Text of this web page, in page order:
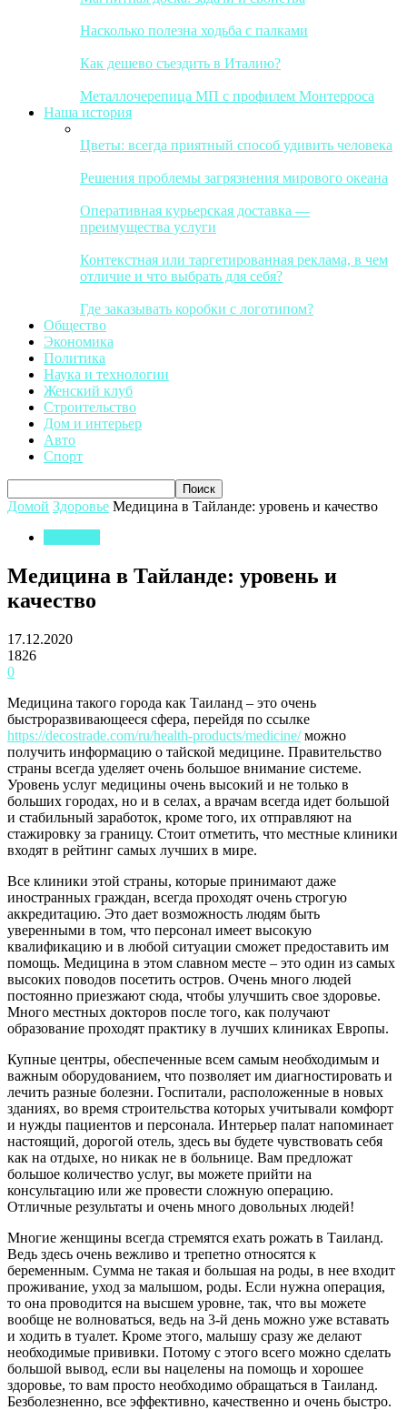
Насколько полезна ходьба с палками
Как дешево съездить в Италию?
Металлочерепица МП с профилем Монтерроса
Наша история
Цветы: всегда приятный способ удивить человека
Решения проблемы загрязнения мирового океана
Оперативная курьерская доставка —
преимущества услуги
Контекстная или таргетированная реклама, в чем
отличие и что выбрать для себя?
Где заказывать коробки с логотипом?
Общество
Экономика
Политика
Наука и технологии
Женский клуб
Строительство
Дом и интерьер
Авто
Спорт
Домой Здоровье Медицина в Тайланде: уровень и качество
Медицина в Тайланде: уровень и
качество
17.12.2020
1826
0
Медицина такого города как Таиланд – это очень
быстроразвивающееся сфера, перейдя по ссылке
https://decostrade.com/ru/health-products/medicine/можно
получить информацию о тайской медицине. Правительство
страны всегда уделяет очень большое внимание системе.
Уровень услуг медицины очень высокий и не только в
больших городах, но и в селах, а врачам всегда идет большой
и стабильный заработок, кроме того, их отправляют на
стажировку за границу. Стоит отметить, что местные клиники
входят в рейтинг самых лучших в мире.
Все клиники этой страны, которые принимают даже
иностранных граждан, всегда проходят очень строгую
аккредитацию. Это дает возможность людям быть
уверенными в том, что персонал имеет высокую
квалификацию и в любой ситуации сможет предоставить им
помощь. Медицина в этом славном месте – это один из самых
высоких поводов посетить остров. Очень много людей
постоянно приезжают сюда, чтобы улучшить свое здоровье.
Много местных докторов после того, как получают
образование проходят практику в лучших клиниках Европы.
Купные центры, обеспеченные всем самым необходимым и
важным оборудованием, что позволяет им диагностировать и
лечить разные болезни. Госпитали, расположенные в новых
зданиях, во время строительства которых учитывали комфорт
и нужды пациентов и персонала. Интерьер палат напоминает
настоящий, дорогой отель, здесь вы будете чувствовать себя
как на отдыхе, но никак не в больнице. Вам предложат
большое количество услуг, вы можете прийти на
консультацию или же провести сложную операцию.
Отличные результаты и очень много довольных людей!
Многие женщины всегда стремятся ехать рожать в Таиланд.
Ведь здесь очень вежливо и трепетно относятся к
беременным. Сумма не такая и большая на роды, в нее входит
проживание, уход за малышом, роды. Если нужна операция,
то она проводится на высшем уровне, так, что вы можете
вообще не волноваться, ведь на 3-й день можно уже вставать
и ходить в туалет. Кроме этого, малышу сразу же делают
необходимые прививки. Потому с этого всего можно сделать
большой вывод, если вы нацелены на помощь и хорошее
здоровье, то вам просто необходимо обращаться в Таиланд.
Безболезненно, все эффективно, качественно и очень быстро.